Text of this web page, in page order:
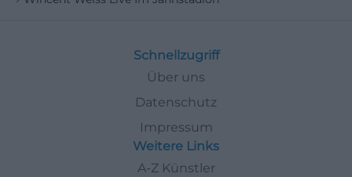
Schnellzugriff
Über uns
Datenschutz
Impressum
Weitere Links
A-Z Künstler